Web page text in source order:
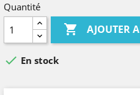
Quantité
 AJOUTER
 En stock